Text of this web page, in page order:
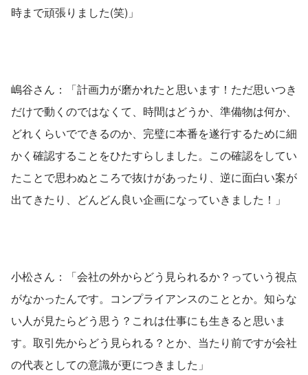
時まで頑張りました(笑)」
嶋谷さん：「計画力が磨かれたと思います！ただ思いつき
だけで動くのではなくて、時間はどうか、準備物は何か、
どれくらいでできるのか、完璧に本番を遂行するために細
かく確認することをひたすらしました。この確認をしてい
たことで思わぬところで抜けがあったり、逆に面白い案が
出てきたり、どんどん良い企画になっていきました！」
小松さん：「会社の外からどう見られるか？っていう視点
がなかったんです。コンプライアンスのこととか。知らな
い人が見たらどう思う？これは仕事にも生きると思いま
す。取引先からどう見られる？とか、当たり前ですが会社
の代表としての意識が更につきました」